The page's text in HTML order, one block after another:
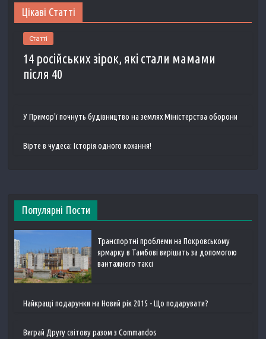
Цікаві Статті
Статті
14 російських зірок, які стали мамами
після 40
У Примор'ї почнуть будівництво на землях Міністерства оборони
Вірте в чудеса: Історія одного кохання!
Популярні Пости
Транспортні проблеми на Покровському
ярмарку в Тамбові вирішать за допомогою
вантажного таксі
Найкращі подарунки на Новий рік 2015 - Що подарувати?
Виграй Другу світову разом з Commandos